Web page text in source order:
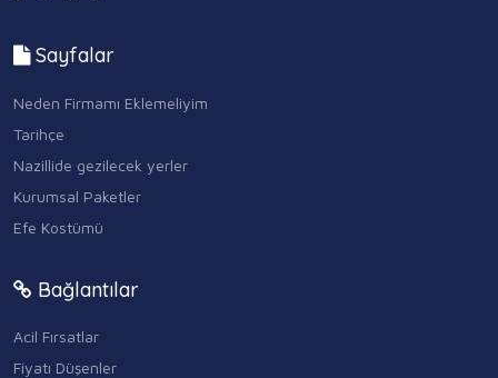
Sayfalar
Neden Firmamı Eklemeliyim
Tarihçe
Nazillide gezilecek yerler
Kurumsal Paketler
Efe Kostümü
Bağlantılar
Acil Fırsatlar
Fiyatı Düşenler